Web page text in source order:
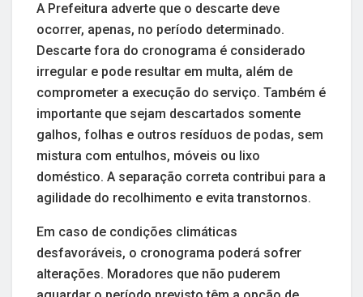
A Prefeitura adverte que o descarte deve
ocorrer, apenas, no período determinado.
Descarte fora do cronograma é considerado
irregular e pode resultar em multa, além de
comprometer a execução do serviço. Também é
importante que sejam descartados somente
galhos, folhas e outros resíduos de podas, sem
mistura com entulhos, móveis ou lixo
doméstico. A separação correta contribui para a
agilidade do recolhimento e evita transtornos.
Em caso de condições climáticas
desfavoráveis, o cronograma poderá sofrer
alterações. Moradores que não puderem